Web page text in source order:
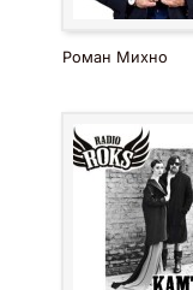
Роман Михно